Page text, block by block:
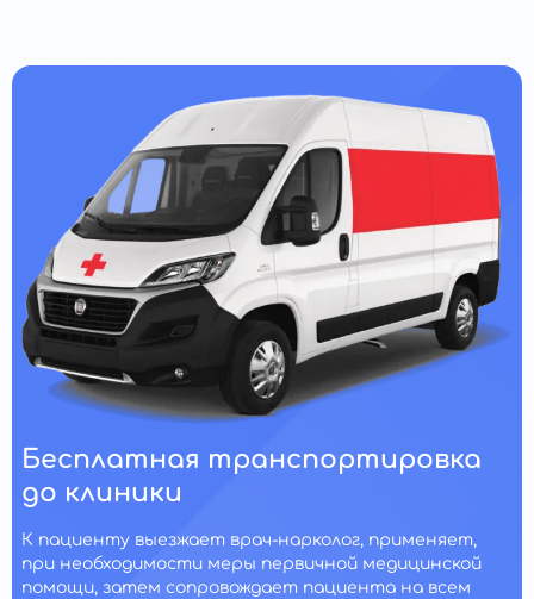
Бесплатная транспортировка
до клиники
К пациенту выезжает врач-нарколог, применяет,
при необходимости меры первичной медицинской
помощи, затем сопровождает пациента на всем